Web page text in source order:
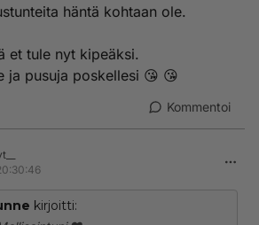
häntä kohtaan ole.
et tule nyt kipeäksi.
ja pusuja poskellesi 😘 😘
Kommentoi
kirjoitti: